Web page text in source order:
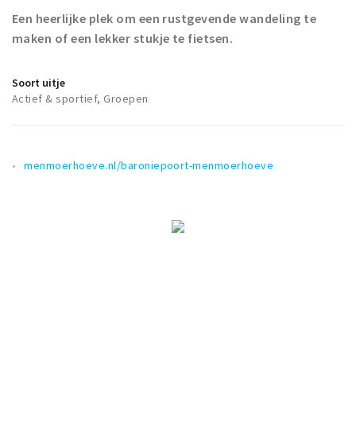
Inloggen
Een heerlijke plek om een rustgevende wandeling te
maken of een lekker stukje te fietsen.
Soort uitje
Actief & sportief, Groepen
menmoerhoeve.nl/baroniepoort-menmoerhoeve